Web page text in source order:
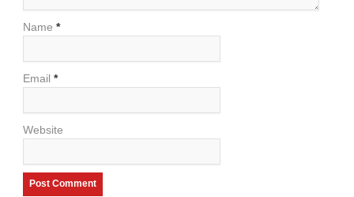
Name *
Email *
Website